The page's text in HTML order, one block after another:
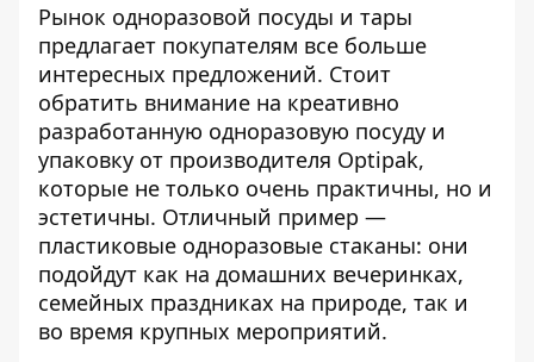
Рынок одноразовой посуды и тары
предлагает покупателям все больше
интересных предложений. Стоит
обратить внимание на креативно
разработанную одноразовую посуду и
упаковку от производителя Optipak,
которые не только очень практичны, но и
эстетичны. Отличный пример —
пластиковые одноразовые стаканы: они
подойдут как на домашних вечеринках,
семейных праздниках на природе, так и
во время крупных мероприятий.